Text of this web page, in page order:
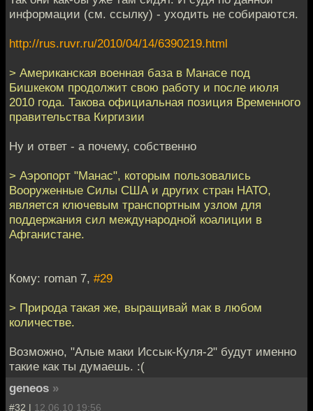
информации (см. ссылку) - уходить не собираются.
http://rus.ruvr.ru/2010/04/14/6390219.html
> Американская военная база в Манасе под
Бишкеком продолжит свою работу и после июля
2010 года. Такова официальная позиция Временного
правительства Киргизии
Ну и ответ - а почему, собственно
> Аэропорт "Манас", которым пользовались
Вооруженные Силы США и других стран НАТО,
является ключевым транспортным узлом для
поддержания сил международной коалиции в
Афганистане.
Кому: roman 7, #29
> Природа такая же, выращивай мак в любом
количестве.
Возможно, "Алые маки Иссык-Куля-2" будут именно
такие как ты думаешь. :(
geneos »
#32 | 12.06.10 19:56